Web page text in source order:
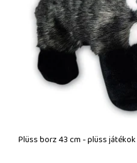
Plüss borz 43 cm - plüss játékok